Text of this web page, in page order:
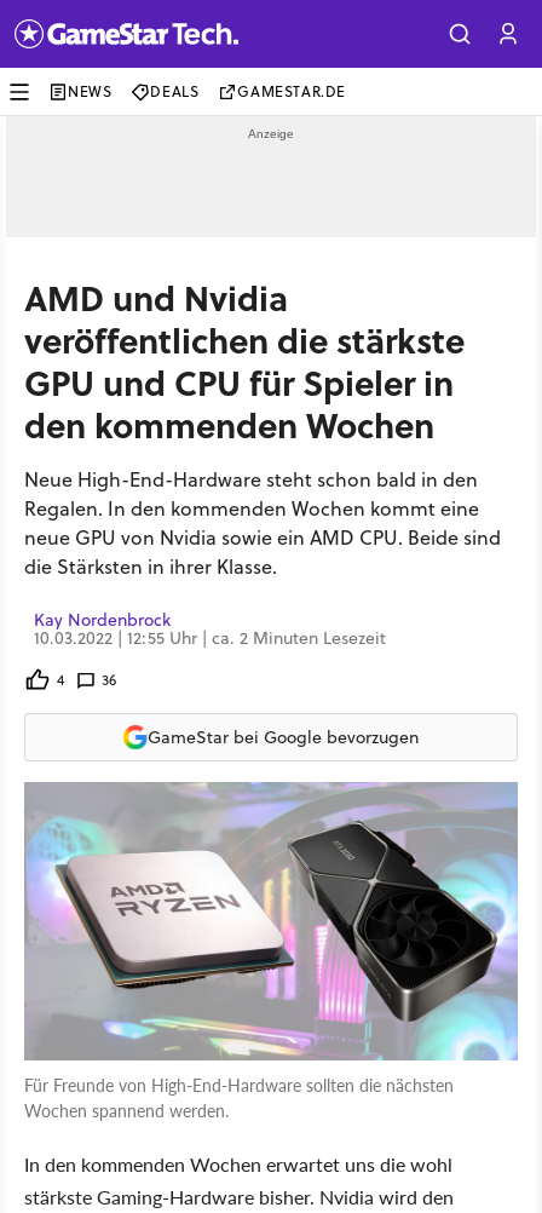
NEWS DEALS GAMESTAR.DE
AMD und Nvidia
veröffentlichen die stärkste
GPU und CPU für Spieler in
den kommenden Wochen
Neue High-End-Hardware steht schon bald in den
Regalen. In den kommenden Wochen kommt eine
neue GPU von Nvidia sowie ein AMD CPU. Beide sind
die Stärksten in ihrer Klasse.
Kay Nordenbrock
10.03.2022 | 12:55 Uhr | ca. 2 Minuten Lesezeit
4 36
GameStar bei Google bevorzugen
Für Freunde von High-End-Hardware sollten die nächsten
Wochen spannend werden.
In den kommenden Wochen erwartet uns die wohl
stärkste Gaming-Hardware bisher. Nvidia wird den